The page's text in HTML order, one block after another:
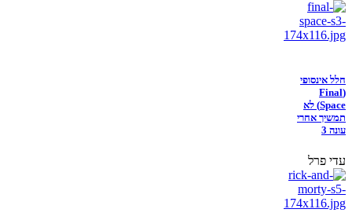
חלל אינסופי
(Final
Space) לא
תמשיך אחרי
עונה 3
עדי פרל